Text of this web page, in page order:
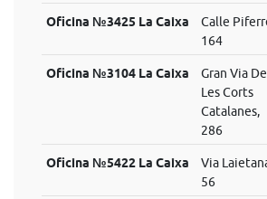
Oficina №3425 La Caixa
Calle
164
Oficina №3104 La Caixa
Gran Via De
Les Corts
Catalanes,
286
Oficina №5422 La Caixa
Via
56